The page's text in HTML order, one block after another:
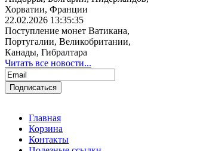
Хорватии, Франции
22.02.2026 13:35:35
Поступление монет Ватикана,
Португалии, Великобритании,
Канады, Гибралтара
Читать все новости...
Главная
Корзина
Контакты